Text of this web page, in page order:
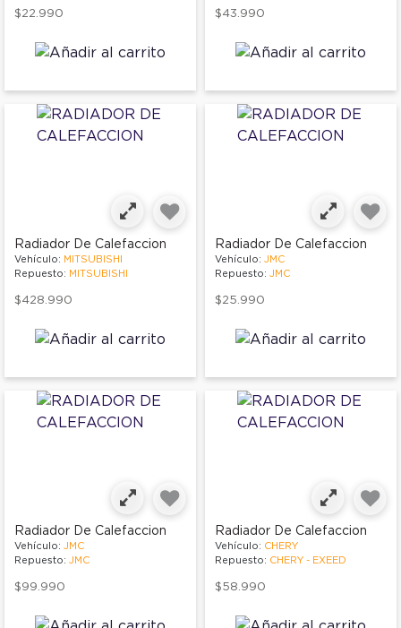
$22.990 $43.990
Radiador De Calefaccion
Vehículo: MITSUBISHI
Repuesto: MITSUBISHI
$428.990
Radiador De Calefaccion
Vehículo: JMC
Repuesto: JMC
$25.990
Radiador De Calefaccion
Vehículo: JMC
Repuesto: JMC
$99.990
Radiador De Calefaccion
Vehículo: CHERY
Repuesto: CHERY - EXEED
$58.990